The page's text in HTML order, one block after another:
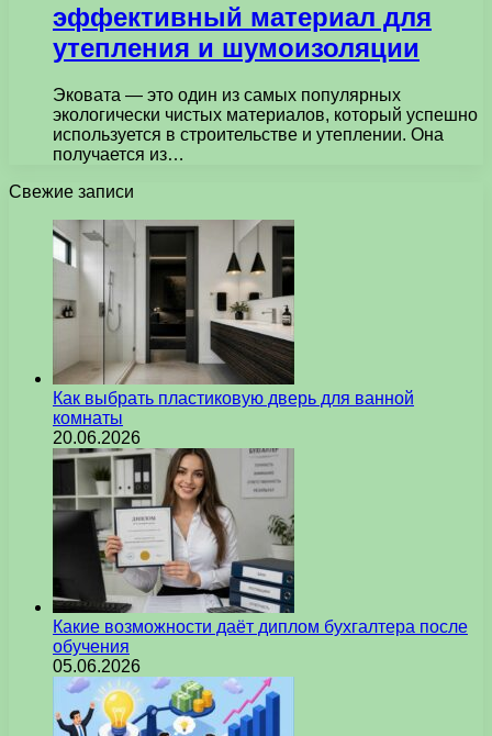
эффективный материал для
утепления и шумоизоляции
Эковата — это один из самых популярных
экологически чистых материалов, который успешно
используется в строительстве и утеплении. Она
получается из…
Свежие записи
Как выбрать пластиковую дверь для ванной
комнаты
20.06.2026
Какие возможности даёт диплом бухгалтера после
обучения
05.06.2026